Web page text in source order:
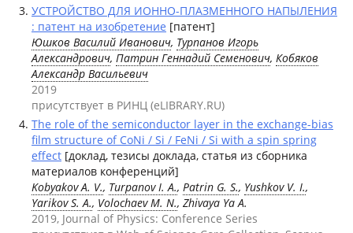
УСТРОЙСТВО ДЛЯ ИОННО-ПЛАЗМЕННОГО НАПЫЛЕНИЯ
: патент на изобретение [патент]
Юшков Василий Иванович, Турпанов Игорь
Александрович, Патрин Геннадий Семенович, Кобяков
Александр Васильевич
2019
присутствует в РИНЦ (eLIBRARY.RU)
The role of the semiconductor layer in the exchange-bias
film structure of CoNi / Si / FeNi / Si with a spin spring
effect [доклад, тезисы доклада, статья из сборника
материалов конференций]
Kobyakov A. V., Turpanov I. A., Patrin G. S., Yushkov V. I.,
Yarikov S. A., Volochaev M. N., Zhivaya Ya A.
2019, Journal of Physics: Conference Series